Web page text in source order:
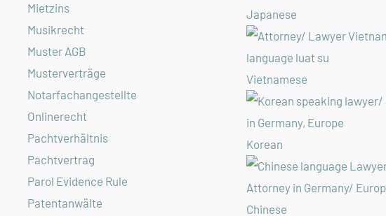
Mietzins
Musikrecht
Muster AGB
Musterverträge
Notarfachangestellte
Onlinerecht
Pachtverhältnis
Pachtvertrag
Parol Evidence Rule
Patentanwälte
Japanese
Vietnamese
Korean
Chinese